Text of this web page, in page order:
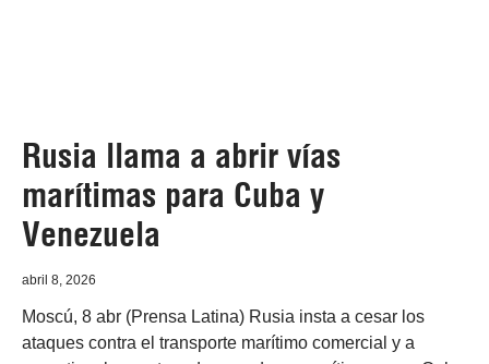
Rusia llama a abrir vías
marítimas para Cuba y
Venezuela
abril 8, 2026
Moscú, 8 abr (Prensa Latina) Rusia insta a cesar los
ataques contra el transporte marítimo comercial y a